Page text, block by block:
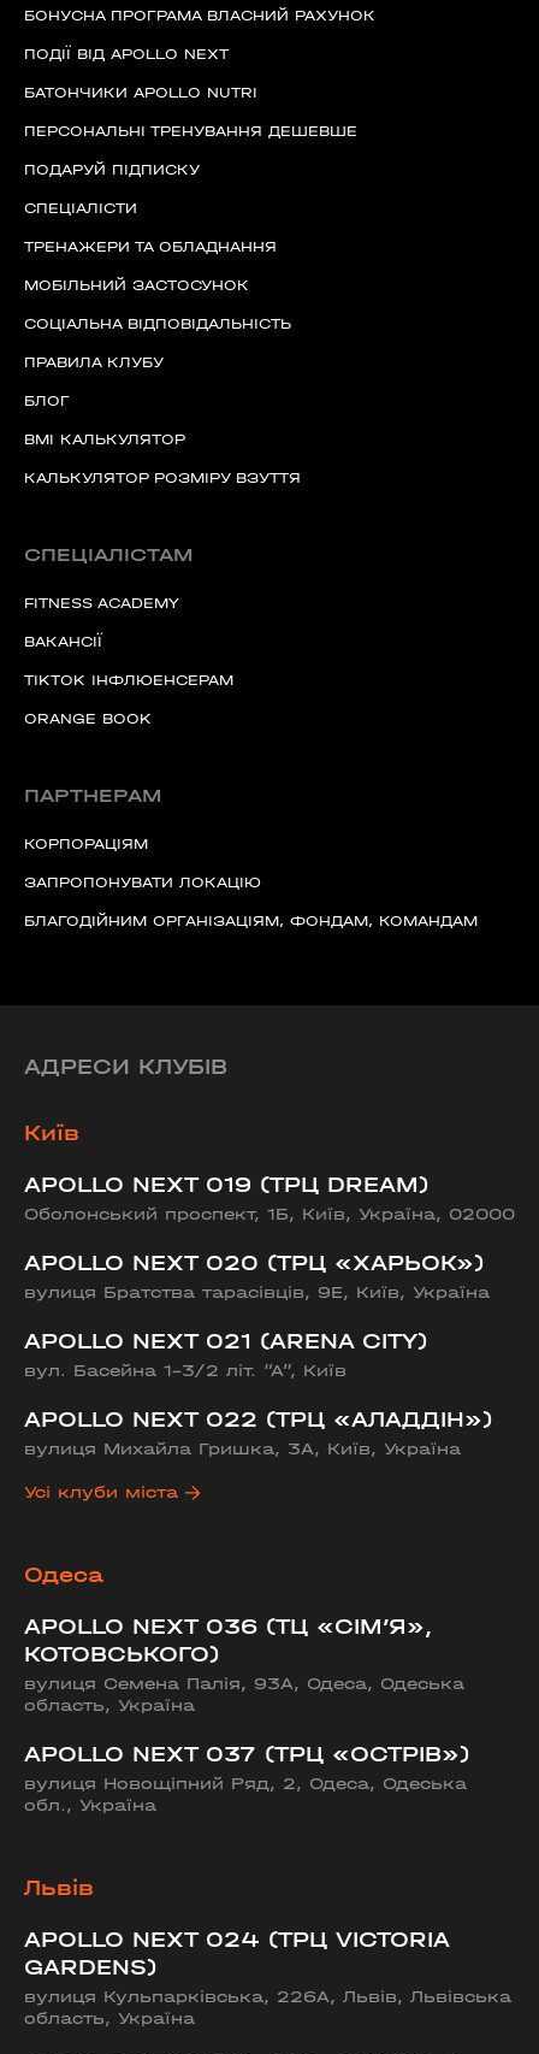
О 9:00 ми зупиняємось
творчість вибороли ті, хто свої життя —
БОНУСНА ПРОГРАМА ВЛАСНИЙ РАХУНОК
ПОДІЇ ВІД APOLLO NEXT
БАТОНЧИКИ APOLLO NUTRI
ПЕРСОНАЛЬНІ ТРЕНУВАННЯ ДЕШЕВШЕ
ПОДАРУЙ ПІДПИСКУ
СПЕЦІАЛІСТИ
ТРЕНАЖЕРИ ТА ОБЛАДНАННЯ
МОБІЛЬНИЙ ЗАСТОСУНОК
СОЦІАЛЬНА ВІДПОВІДАЛЬНІСТЬ
ПРАВИЛА КЛУБУ
БЛОГ
BMI КАЛЬКУЛЯТОР
КАЛЬКУЛЯТОР РОЗМІРУ ВЗУТТЯ
СПЕЦІАЛІСТАМ
FITNESS ACADEMY
ВАКАНСІЇ
TIKTOK ІНФЛЮЕНСЕРАМ
ORANGE BOOK
ПАРТНЕРАМ
КОРПОРАЦІЯМ
ЗАПРОПОНУВАТИ ЛОКАЦІЮ
БЛАГОДІЙНИМ ОРГАНІЗАЦІЯМ, ФОНДАМ, КОМАНДАМ
АДРЕСИ КЛУБІВ
Київ
APOLLO NEXT 019 (ТРЦ DREAM)
Оболонський проспект, 1Б, Київ, Україна, 02000
APOLLO NEXT 020 (ТРЦ «ХАРЬОК»)
вулиця Братства тарасівців, 9Е, Київ, Україна
APOLLO NEXT 021 (ARENA CITY)
вул. Басейна 1-3/2 літ. “А”, Київ
APOLLO NEXT 022 (ТРЦ «АЛАДДІН»)
вулиця Михайла Гришка, 3А, Київ, Україна
Усі клуби міста
Одеса
APOLLO NEXT 036 (ТЦ «СІМ’Я»,
КОТОВСЬКОГО)
вулиця Семена Палія, 93А, Одеса, Одеська
область, Україна
APOLLO NEXT 037 (ТРЦ «ОСТРІВ»)
вулиця Новощіпний Ряд, 2, Одеса, Одеська
обл., Україна
Львів
APOLLO NEXT 024 (ТРЦ VICTORIA
GARDENS)
вулиця Кульпарківська, 226А, Львів, Львівська
область, Україна